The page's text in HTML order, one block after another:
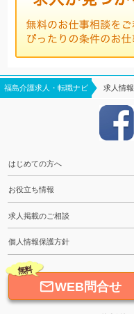
福島介護求人・転職ナビ 求人情報
はじめての方へ
お役立ち情報
求人掲載のご相談
個人情報保護方針
無料
WEB問合せ